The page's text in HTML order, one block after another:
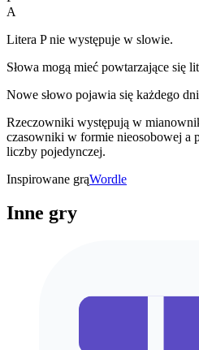
A
Litera P nie występuje w slowie.
Słowa mogą mieć powtarzające się
Nowe słowo pojawia się każdego
Rzeczowniki występują w
czasowniki w formie nieosobowej a
liczby pojedynczej.
Inspirowane grąWordle
Inne gry